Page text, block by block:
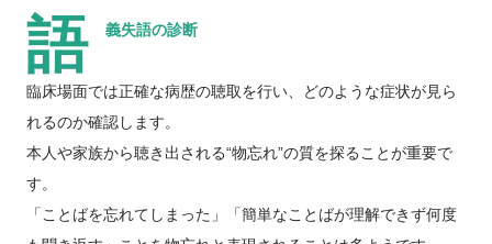
語 義失語の診断
臨床場面では正確な病歴の聴取を行い、どのような症状が見ら
れるのか確認します。
本人や家族から聴き出される“物忘れ”の質を探ることが重要で
す。
「ことばを忘れてしまった」「簡単なことばが理解できず何度